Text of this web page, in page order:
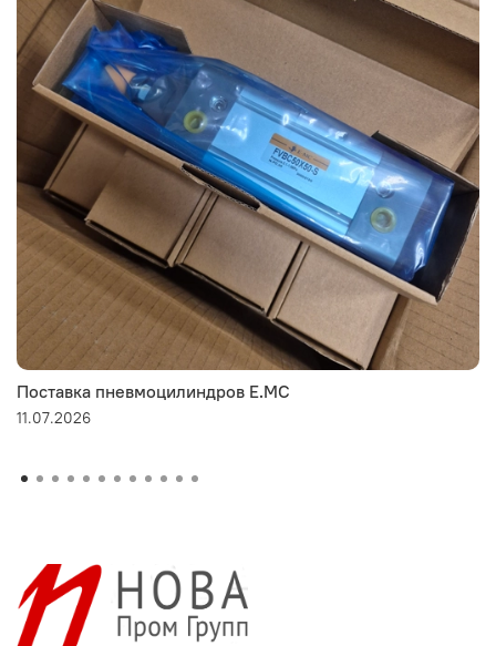
Поставка пневмоцилиндров E.MC
11.07.2026